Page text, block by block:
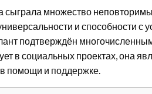
множество
и способности
подтверждён
в социальных проектах, она
помощи и поддержке.